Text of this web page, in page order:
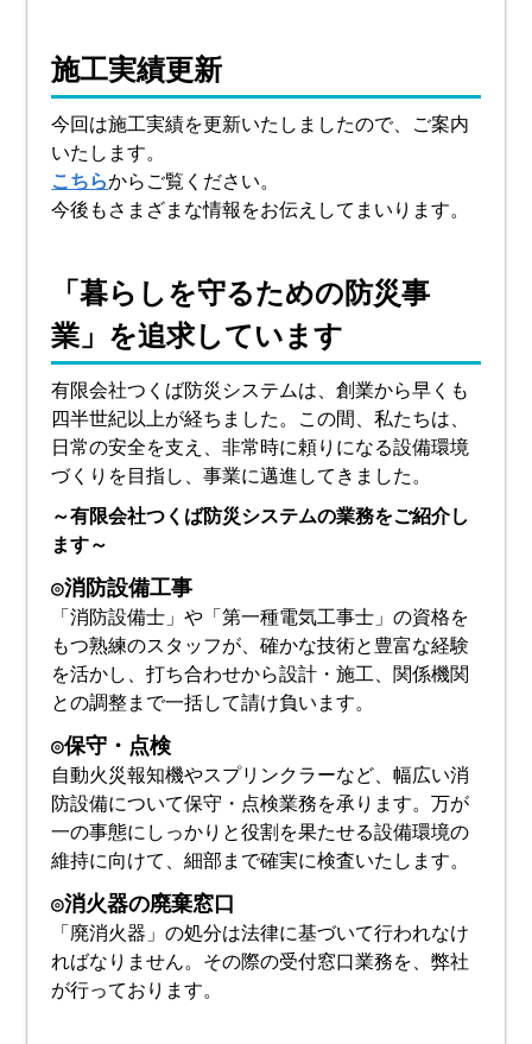
施工実績更新
今回は施工実績を更新いたしましたので、ご案内
いたします。
こちらからご覧ください。
今後もさまざまな情報をお伝えしてまいります。
「暮らしを守るための防災事
業」を追求しています
有限会社つくば防災システムは、創業から早くも
四半世紀以上が経ちました。この間、私たちは、
日常の安全を支え、非常時に頼りになる設備環境
づくりを目指し、事業に邁進してきました。
～有限会社つくば防災システムの業務をご紹介し
ます～
◎消防設備工事
「消防設備士」や「第一種電気工事士」の資格を
もつ熟練のスタッフが、確かな技術と豊富な経験
を活かし、打ち合わせから設計・施工、関係機関
との調整まで一括して請け負います。
◎保守・点検
自動火災報知機やスプリンクラーなど、幅広い消
防設備について保守・点検業務を承ります。万が
一の事態にしっかりと役割を果たせる設備環境の
維持に向けて、細部まで確実に検査いたします。
◎消火器の廃棄窓口
「廃消火器」の処分は法律に基づいて行われなけ
ればなりません。その際の受付窓口業務を、弊社
が行っております。